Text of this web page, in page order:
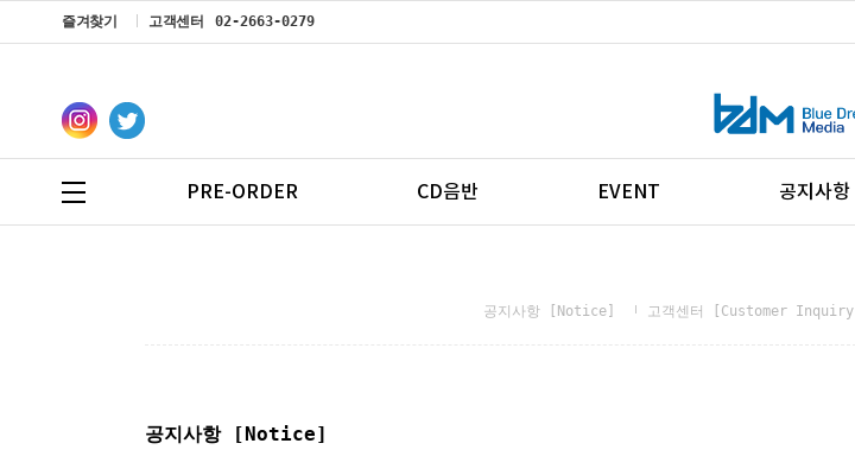
즐겨찾기 고객센터 02-2663-0279
PRE-ORDER CD음반 EVENT 공지사항
공지사항 [Notice] 고객센터 [Customer Inquiry]
공지사항 [Notice]